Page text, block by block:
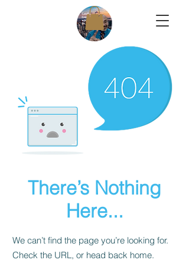
There’s Nothing
Here...
We can’t find the page you’re looking for.
Check the URL, or head back home.